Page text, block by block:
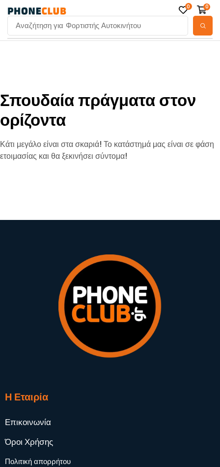
Αναζήτηση για Φορτιστής Αυτοκινήτου
0 0
Σπουδαία πράγματα στον
ορίζοντα
Κάτι μεγάλο είναι στα σκαριά! Το κατάστημά μας είναι σε φάση
ετοιμασίας και θα ξεκινήσει σύντομα!
Η Εταιρία
Επικοινωνία
Όροι Χρήσης
Πολιτική απορρήτου